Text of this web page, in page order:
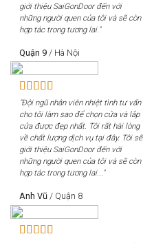
giới thiệu SaiGonDoor đến với
những người quen của tôi và sẽ còn
hợp tác trong tương lai."
Quận 9 / Hà Nội
"Đội ngũ nhân viên nhiệt tình tư vấn
cho tôi làm sao để chọn cửa và lắp
cửa được đẹp nhất. Tôi rất hài lòng
về chất lượng dịch vụ tại đây. Tôi sẽ
giới thiệu SaiGonDoor đến với
những người quen của tôi và sẽ còn
hợp tác trong tương lai..."
Anh Vũ / Quận 8